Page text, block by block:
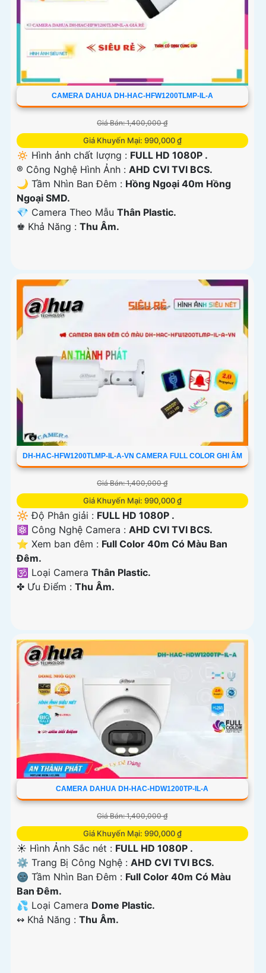
CAMERA DAHUA DH-HAC-HFW1200TLMP-IL-A
Giá Bán: 1,400,000 ₫
Giá Khuyến Mại: 990,000 ₫
🔅 Hình ảnh chất lượng : FULL HD 1080P .
®️ Công Nghệ Hình Ảnh : AHD CVI TVI BCS.
🌙 Tầm Nhìn Ban Đêm : Hồng Ngoại 40m Hồng
Ngoại SMD.
💎 Camera Theo Mẫu Thân Plastic.
️♚ Khả Năng : Thu Âm.
DH-HAC-HFW1200TLMP-IL-A-VN CAMERA FULL COLOR GHI ÂM
Giá Bán: 1,400,000 ₫
Giá Khuyến Mại: 990,000 ₫
🔆 Độ Phân giải : FULL HD 1080P .
⚛️ Công Nghệ Camera : AHD CVI TVI BCS.
⭐ Xem ban đêm : Full Color 40m Có Màu Ban
Ðêm.
🕉️ Loại Camera Thân Plastic.
️✤ Ưu Điểm : Thu Âm.
CAMERA DAHUA DH-HAC-HDW1200TP-IL-A
Giá Bán: 1,400,000 ₫
Giá Khuyến Mại: 990,000 ₫
☀️ Hình Ảnh Sắc nét : FULL HD 1080P .
⚙ Trang Bị Công Nghệ : AHD CVI TVI BCS.
🌚 Tầm Nhìn Ban Đêm : Full Color 40m Có Màu
Ban Đêm.
💦 Loại Camera Dome Plastic.
️↭ Khả Năng : Thu Âm.